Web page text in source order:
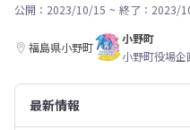
公開：2023/10/15 ~ 終了：2023/
福島県小野町
小野町
小野町役場企
最新情報